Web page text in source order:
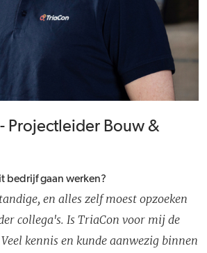
Projectleider Bouw &
bedrijf gaan werken?
en alles zelf moest opzoeken
collega's. Is TriaCon voor mij de
kennis en kunde aanwezig binnen